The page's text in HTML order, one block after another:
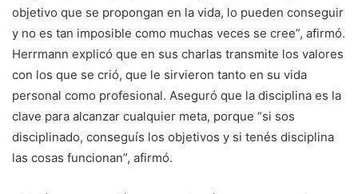
objetivo que se propongan en la vida, lo pueden conseguir
y no es tan imposible como muchas veces se cree”, afirmó.
Herrmann explicó que en sus charlas transmite los valores
con los que se crió, que le sirvieron tanto en su vida
personal como profesional. Aseguró que la disciplina es la
clave para alcanzar cualquier meta, porque “si sos
disciplinado, conseguís los objetivos y si tenés disciplina
las cosas funcionan”, afirmó.